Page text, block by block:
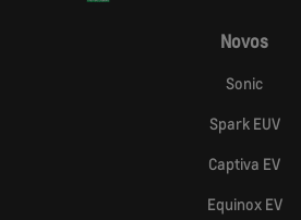
Novos
Sonic
Spark EUV
Captiva EV
Equinox EV